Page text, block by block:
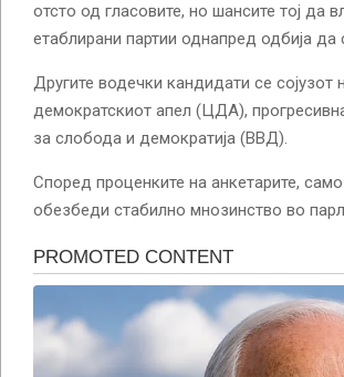
отсто од гласовите, но шансите тој да
етаблирани партии однапред одбија да
Другите водечки кандидати се сојузот
демократскиот апел (ЦДА),
за слобода и демократија (ВВД).
Според проценките на анкетарите,
обезбеди стабилно мнозинство во